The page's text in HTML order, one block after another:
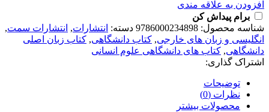
افزودن به علاقه مندی
برام پیداش کن
شناسه محصول: 9786000234898 دسته: انتشارات, انتشارات سمت,
انگلیسی و زبان های خارجی, کتاب دانشگاهی, کتاب زبان اصلی
دانشگاهی, کتاب های دانشگاهی علوم انسانی
اشتراک گذاری:
توضیحات
نظرات (0)
محصولات بیشتر